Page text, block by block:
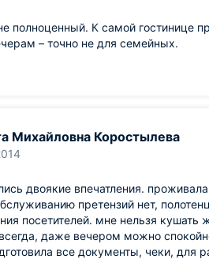
полноценный. К самой гостинице
– точно не для семейных.
Михайловна Коростылева
двоякие впечатления.
претензий нет,
посетителей. мне нельзя
даже вечером можно
все документы, чеки, для